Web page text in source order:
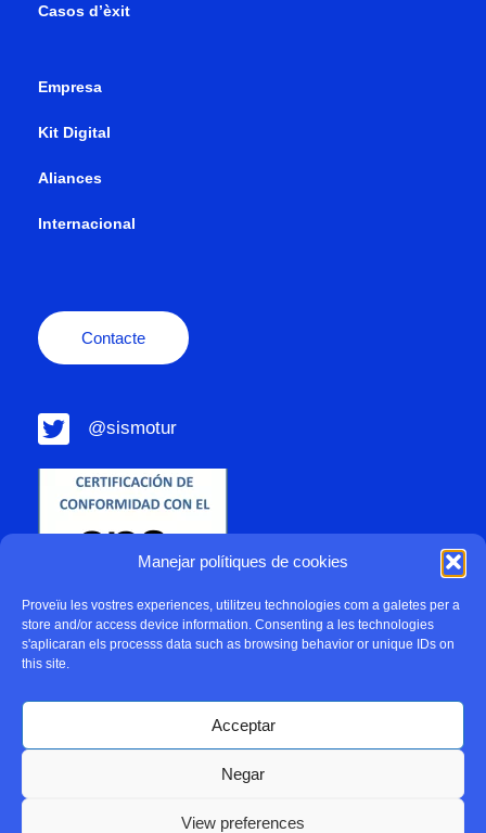
Manejar polítiques de cookies
Proveïu les vostres experiences, utilitzeu technologies com a galetes per a
store and/or access device information. Consenting a les technologies
s'aplicaran els processs data such as browsing behavior or unique IDs on
this site.
Acceptar
Negar
View preferences
Casos d’èxit
Empresa
Kit Digital
Aliances
Internacional
Contacte
@sismotur
Política de cookies